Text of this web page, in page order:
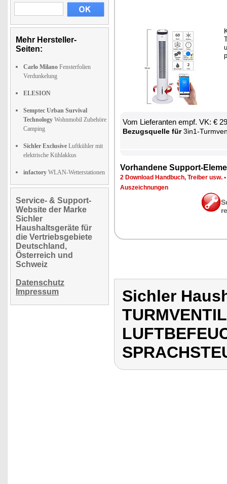
Mehr Hersteller-
Seiten:
Carlo Milano Fensterfolien
Verdunkelung
ELESION
Semptec Urban Survival
Technology Wohnmobil Zubehöre
Camping
Sichler Exclusive Luftkühler mit
elektrische Kühlakkus
infactory WLAN-Wetterstationen
Service- & Support-
Website der Marke
Sichler
Haushaltsgeräte für
die Vertriebsgebiete
Deutschland,
Österreich und
Schweiz
Datenschutz
Impressum
Vom Lie­fe­ran­ten empf. VK: €
Be­zugs­quel­le für3in1-Turm­ven­ti­la­tor, Luft­küh­ler
Vor­han­de­ne Sup­port-
2 Down­load Hand­buch, Trei­ber usw. •
Aus­zeich­nun­gen
Sichler